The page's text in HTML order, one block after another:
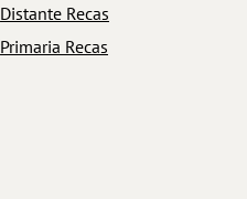
Distante Recas
Primaria Recas